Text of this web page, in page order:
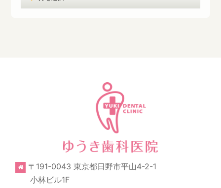
〒191-0043 東京都日野市平山4-2-1
小林ビル1F